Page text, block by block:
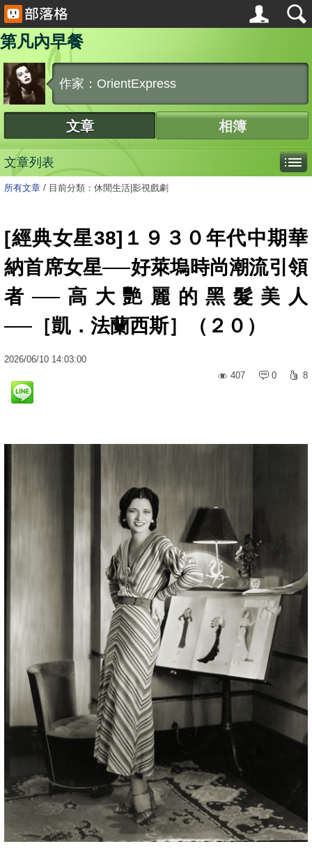
第凡內早餐
作家：OrientExpress
文章 相簿
文章列表
所有文章 / 目前分類：休閒生活|影視戲劇
[經典女星38]１９３０年代中期華
納首席女星──好萊塢時尚潮流引領
者──高大艷麗的黑髮美人
──［凱．法蘭西斯］（２０）
2026/06/10 14:03:00
407
0 8